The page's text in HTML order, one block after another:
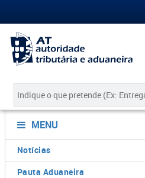
MENU
Notícias
Pauta Aduaneira